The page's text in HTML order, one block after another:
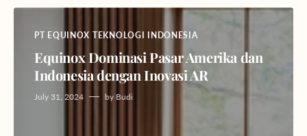
PT EQUINOX TEKNOLOGI INDONESIA
Equinox Dominasi Pasar Amerika dan
Indonesia dengan Inovasi AR
July 31, 2024 by Budi